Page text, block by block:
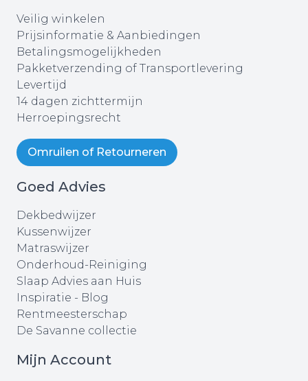
Veilig winkelen
Prijsinformatie & Aanbiedingen
Betalingsmogelijkheden
Pakketverzending of Transportlevering
Levertijd
14 dagen zichttermijn
Herroepingsrecht
Omruilen of Retourneren
Goed Advies
Dekbedwijzer
Kussenwijzer
Matraswijzer
Onderhoud-Reiniging
Slaap Advies aan Huis
Inspiratie - Blog
Rentmeesterschap
De Savanne collectie
Mijn Account